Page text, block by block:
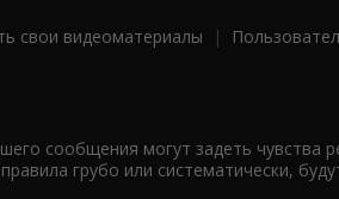
свои видеоматериалы |
сообщения могут задеть чувства
грубо или систематически,